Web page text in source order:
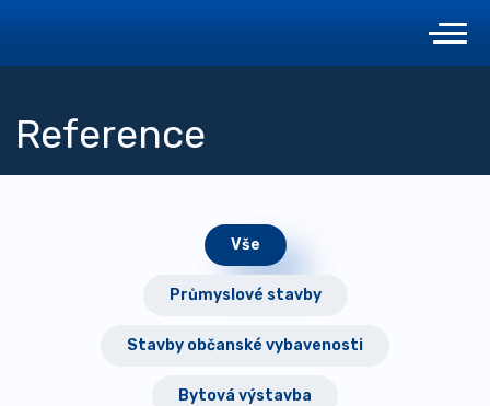
Reference
Vše
Průmyslové stavby
Stavby občanské vybavenosti
Bytová výstavba